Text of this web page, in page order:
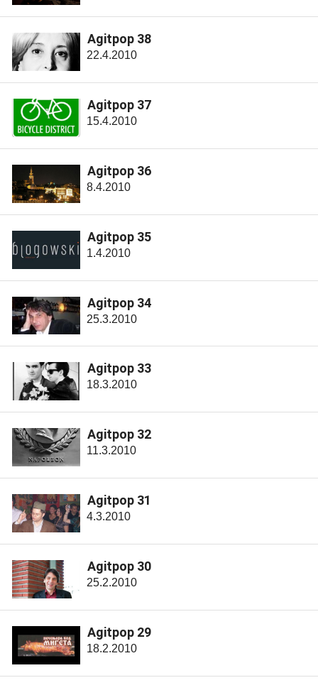
Agitpop 38
22.4.2010
Agitpop 37
15.4.2010
Agitpop 36
8.4.2010
Agitpop 35
1.4.2010
Agitpop 34
25.3.2010
Agitpop 33
18.3.2010
Agitpop 32
11.3.2010
Agitpop 31
4.3.2010
Agitpop 30
25.2.2010
Agitpop 29
18.2.2010